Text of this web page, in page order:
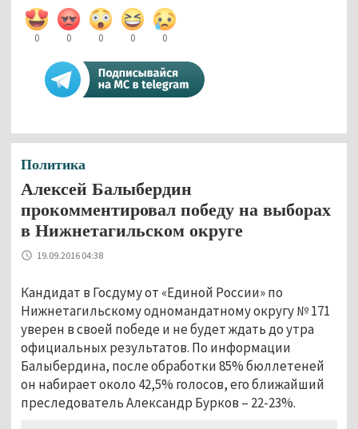
0 0 0 0 0
Политика
Алексей Балыбердин
прокомментировал победу на выборах
в Нижнетагильском округе
19.09.2016 04:38
Кандидат в Госдуму от «Единой России» по
Нижнетагильскому одномандатному округу № 171
уверен в своей победе и не будет ждать до утра
официальных результатов. По информации
Балыбердина, после обработки 85% бюллетеней
он набирает около 42,5% голосов, его ближайший
преследователь Александр Бурков – 22-23%.